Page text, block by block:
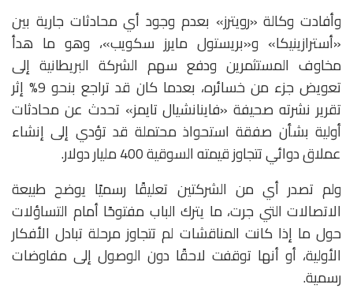
وأفادت وكالة «رويترز» بعدم وجود أي محادثات جارية بين
«أسترازينيكا» و«بريستول مايرز سكويب»، وهو ما هدأ
مخاوف المستثمرين ودفع سهم الشركة البريطانية إلى
تعويض جزء من خسائره، بعدما كان قد تراجع بنحو 9% إثر
تقرير نشرته صحيفة «فاينانشيال تايمز» تحدث عن محادثات
أولية بشأن صفقة استحواذ محتملة قد تؤدي إلى إنشاء
عملاق دوائي تتجاوز قيمته السوقية 400 مليار دولار.
ولم تصدر أي من الشركتين تعليقًا رسميًا يوضح طبيعة
الاتصالات التي جرت، ما يترك الباب مفتوحًا أمام التساؤلات
حول ما إذا كانت المناقشات لم تتجاوز مرحلة تبادل الأفكار
الأولية، أو أنها توقفت لاحقًا دون الوصول إلى مفاوضات
رسمية.